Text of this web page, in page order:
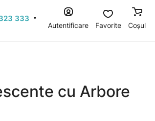
333
Autentificare Favorite Coșul
cu Arbore